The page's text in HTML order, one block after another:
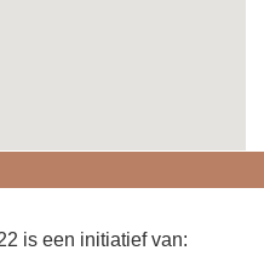
is een initiatief van: